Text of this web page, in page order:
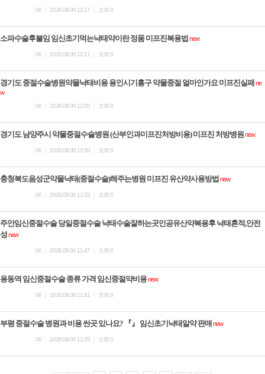
00 2026.08.06 12:17 조회 0
소파수술후불임 임신초기먹는낙태약이란 정품 미­프진복용법 new
00 2026.08.06 12:11 조회 0
경기도 중절수술병원약물낙태비용 용인시기흥구 약물중절 얼마인가요 미프진실패 ne
w
00 2026.08.06 12:05 조회 0
경기도 남양주시 약물중절수술병원 (산부인과미프진처방비용) 미­프진 처방병원 new
00 2026.08.06 11:59 조회 0
충청북도음성군약물낙태(중절수술)해주는병원 미­프진 유산약사용방법 new
00 2026.08.06 11:53 조회 0
주안임신중절수술 당일중절수술 낙태수술잘하는곳인공유산약복용후 낙태흔적,안전
성new
00 2026.08.06 11:47 조회 0
용동역 임신중절수술 종류 가격 임신중절약비용new
00 2026.08.06 11:41 조회 0
부평 중절수술 병원과 비용 싼곳 있나요? 『』 임신초기낙­태알약 판매 new
00 2026.08.06 11:35 조회 0